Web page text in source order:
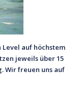
auf höchstem
jeweils über 15
Wir freuen uns auf